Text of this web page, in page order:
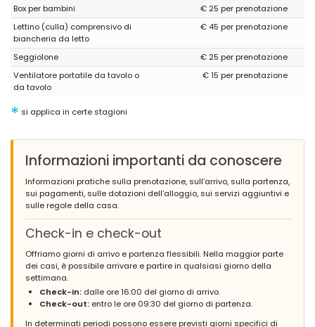
Box per bambini
€ 25 per prenotazione
Lettino (culla) comprensivo di
biancheria da letto
€ 45 per prenotazione
Seggiolone
€ 25 per prenotazione
Ventilatore portatile da tavolo o
da tavolo
€ 15 per prenotazione
* si applica in certe stagioni
Informazioni importanti da conoscere
Informazioni pratiche sulla prenotazione, sull’arrivo, sulla partenza,
sui pagamenti, sulle dotazioni dell’alloggio, sui servizi aggiuntivi e
sulle regole della casa.
Check-in e check-out
Offriamo giorni di arrivo e partenza flessibili. Nella maggior parte
dei casi, è possibile arrivare e partire in qualsiasi giorno della
settimana.
Check-in: dalle ore 16:00 del giorno di arrivo.
Check-out: entro le ore 09:30 del giorno di partenza.
In determinati periodi possono essere previsti giorni specifici di